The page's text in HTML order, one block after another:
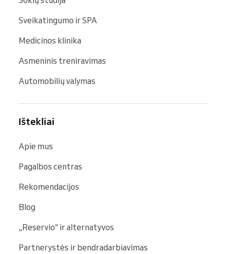
Sveikatingumo ir SPA
Medicinos klinika
Asmeninis treniravimas
Automobilių valymas
Ištekliai
Apie mus
Pagalbos centras
Rekomendacijos
Blog
„Reservio“ ir alternatyvos
Partnerystės ir bendradarbiavimas